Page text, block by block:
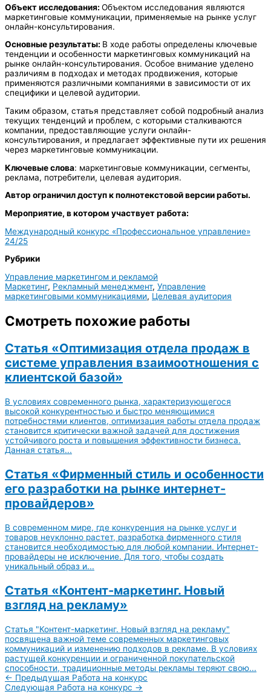
Объект исследования: Объектом исследования являются
маркетинговые коммуникации, применяемые на рынке услуг
онлайн-консультирования.
Основные результаты: В ходе работы определены ключевые
тенденции и особенности маркетинговых коммуникаций на
рынке онлайн-консультирования. Особое внимание уделено
различиям в подходах и методах продвижения, которые
применяются различными компаниями в зависимости от их
специфики и целевой аудитории.
Таким образом, статья представляет собой подробный анализ
текущих тенденций и проблем, с которыми сталкиваются
компании, предоставляющие услуги онлайн-
консультирования, и предлагает эффективные пути их решения
через маркетинговые коммуникации.
Ключевые слова: маркетинговые коммуникации, сегменты,
реклама, потребители, целевая аудитория.
Автор ограничил доступ к полнотекстовой версии работы.
Мероприятие, в котором участвует работа:
Международный конкурс «Профессиональное управление»
24/25
Рубрики
Управление маркетингом и рекламой
Маркетинг, Рекламный менеджмент, Управление
маркетинговыми коммуникациями, Целевая аудитория
Смотреть похожие работы
Статья «Оптимизация отдела продаж в
системе управления взаимоотношения с
клиентской базой»
В условиях современного рынка, характеризующегося
высокой конкурентностью и быстро меняющимися
потребностями клиентов, оптимизация работы отдела продаж
становится критически важной задачей для достижения
устойчивого роста и повышения эффективности бизнеса.
Данная статья...
Статья «Фирменный стиль и особенности
его разработки на рынке интернет-
провайдеров»
В современном мире, где конкуренция на рынке услуг и
товаров неуклонно растет, разработка фирменного стиля
становится необходимостью для любой компании. Интернет-
провайдеры не исключение. Для того, чтобы создать
уникальный образ и...
Статья «Контент-маркетинг. Новый
взгляд на рекламу»
Статья "Контент-маркетинг. Новый взгляд на рекламу"
посвящена важной теме современных маркетинговых
коммуникаций и изменению подходов в рекламе. В условиях
растущей конкуренции и ограниченной покупательской
способности, традиционные методы рекламы теряют свою...
← Предыдущая Работа на конкурс
Следующая Работа на конкурс →